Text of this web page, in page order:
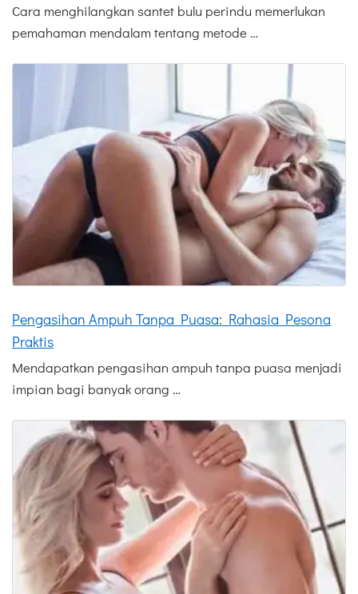
Cara menghilangkan santet bulu perindu memerlukan
pemahaman mendalam tentang metode …
Pengasihan Ampuh Tanpa Puasa: Rahasia Pesona
Praktis
Mendapatkan pengasihan ampuh tanpa puasa menjadi
impian bagi banyak orang …